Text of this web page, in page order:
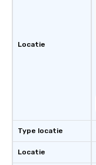
Locatie
Type locatie
Locatie